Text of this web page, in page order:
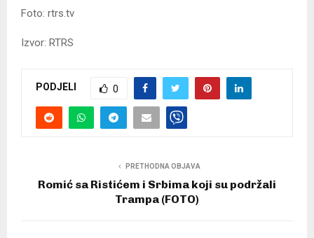
Foto: rtrs.tv
Izvor: RTRS
PODJELI 0
PRETHODNA OBJAVA
Romić sa Ristićem i Srbima koji su podržali
Trampa (FOTO)